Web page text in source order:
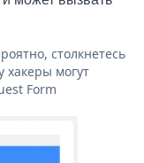
столкнетесь
хакеры могут
Form